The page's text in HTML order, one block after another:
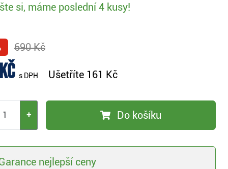
si, máme poslední 4 kusy!
690 Kč
s DPH Ušetříte 161 Kč
+ Do košíku
nejlepší ceny